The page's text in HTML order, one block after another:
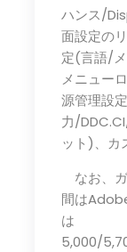
ハンス/
面設定の
定(言語/
メニュー
源管理設
力/
ット)、カ
なお、
間は
は
5,000/